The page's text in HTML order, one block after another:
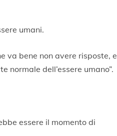
umani.
va bene non avere risposte, e
normale dell’essere umano”.
essere il momento di